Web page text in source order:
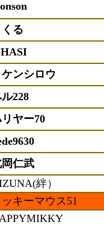
くる
ケンシロウ
228
ヤー70
仁武
絆）
ッキーマウス51